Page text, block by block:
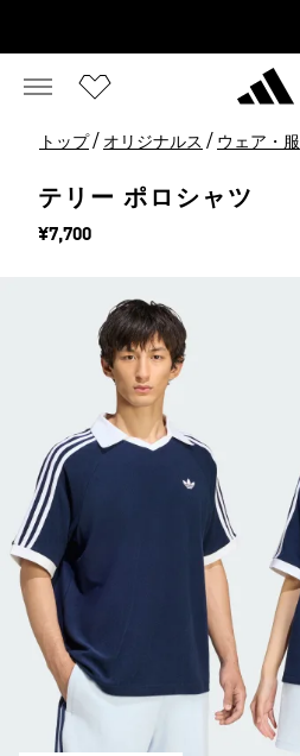
トップ / オリジナルス / ウェア・服
テリー ポロシャツ
価格
¥7,700